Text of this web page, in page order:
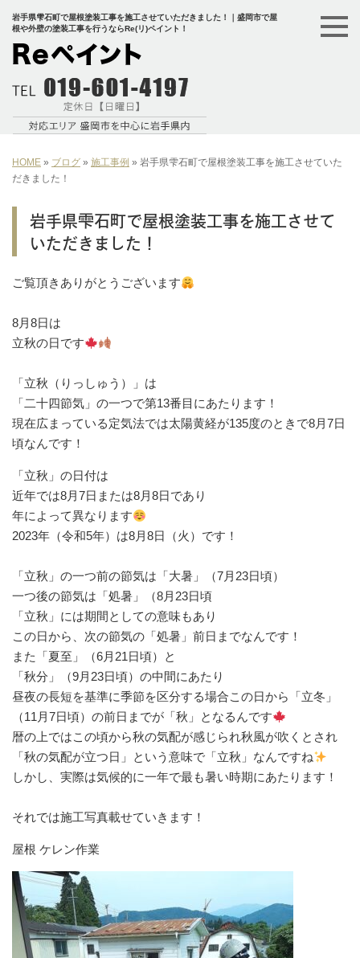
岩手県雫石町で屋根塗装工事を施工させていただきました！｜盛岡市で屋
根や外壁の塗装工事を行うならRe(リ)ペイント！
HOME » ブログ » 施工事例 » 岩手県雫石町で屋根塗装工事を施工させていた
だきました！
岩手県雫石町で屋根塗装工事を施工させて
いただきました！
ご覧頂きありがとうございます
⁡8月8日は⁡
⁡立秋の日です
⁡「立秋（りっしゅう）」は⁡
⁡「二十四節気」の一つで第13番目にあたります！⁡
⁡現在広まっている定気法では太陽黄経が135度のときで8月7日
頃なんです！⁡
「立秋」の日付は⁡
⁡近年では8月7日または8月8日であり⁡
⁡年によって異なります
⁡2023年（令和5年）は8月8日（火）です！⁡
「立秋」の一つ前の節気は「大暑」（7月23日頃）⁡
⁡一つ後の節気は「処暑」（8月23日頃⁡
⁡「立秋」には期間としての意味もあり⁡
⁡この日から、次の節気の「処暑」前日までなんです！⁡
⁡また「夏至」（6月21日頃）と⁡
⁡「秋分」（9月23日頃）の中間にあたり⁡
⁡昼夜の長短を基準に季節を区分する場合この日から「立冬」
（11月7日頃）の前日までが「秋」となるんです
暦の上ではこの頃から秋の気配が感じられ秋風が吹くとされ⁡
⁡「秋の気配が立つ日」という意味で「立秋」なんですね
⁡しかし、実際は気候的に一年で最も暑い時期にあたります！⁡
⁡それでは施工写真載せていきます！⁡
屋根 ケレン作業